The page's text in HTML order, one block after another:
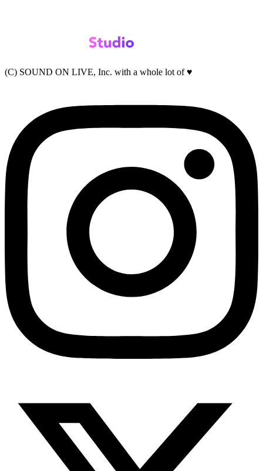
(C) SOUND ON LIVE, Inc. with a whole lot of ♥